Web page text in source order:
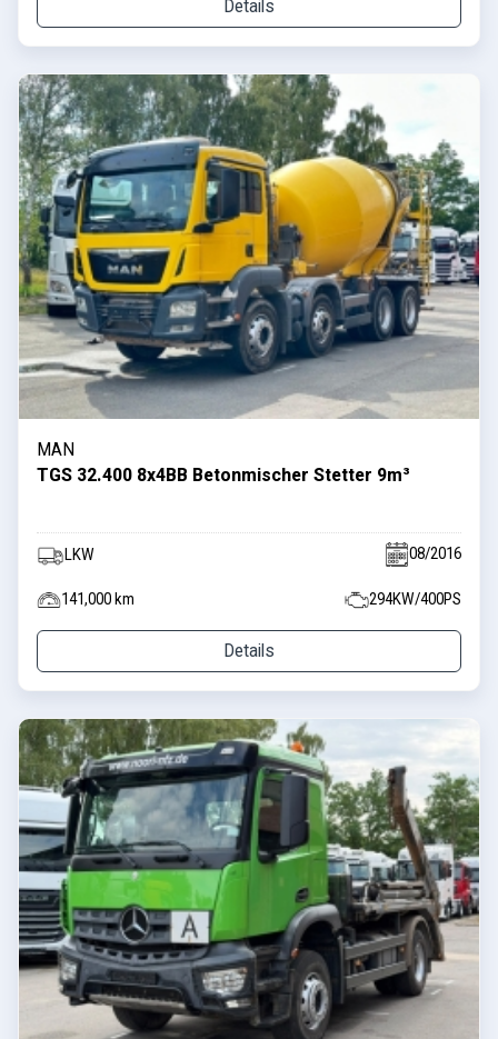
Details
MAN
TGS 32.400 8x4BB Betonmischer Stetter 9m³
LKW 08/2016
141,000 km 294KW/400PS
Details